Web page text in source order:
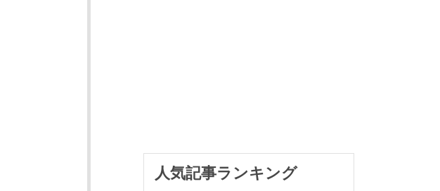
人気記事ランキング